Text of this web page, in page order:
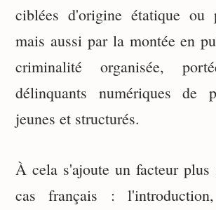
ciblées d'origine étatique ou
mais aussi par la montée en
criminalité organisée,
délinquants numériques de
jeunes et structurés.
À cela s'ajoute un facteur plus
cas français :